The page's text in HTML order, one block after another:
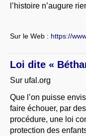
l’histoire n’augure
Sur le Web : https://
Loi dite «
Sur ufal.org
Que l’on puisse
faire échouer, par
procédure, une loi
protection des